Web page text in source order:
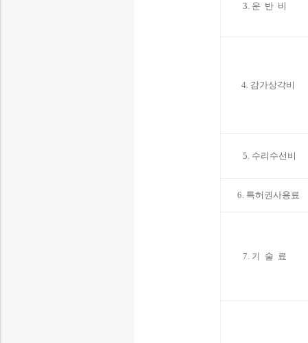
3. 운 반 비
4. 감가상각비
5. 수리수선비
6. 특허권사용료
7. 기 술 료